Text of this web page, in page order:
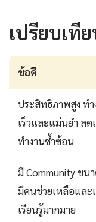
เปรียบเที
ข้อดี
ประสิทธิภาพสูง ทำ
เร็วและแม่นยำ ลด
ทำงานซ้ำซ้อน
มี Community ขน
มีคนช่วยเหลือและ
เรียนรู้มากมาย